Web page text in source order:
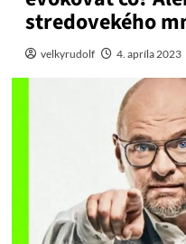
stredovekého
velkyrudolf 4. apríla 2023